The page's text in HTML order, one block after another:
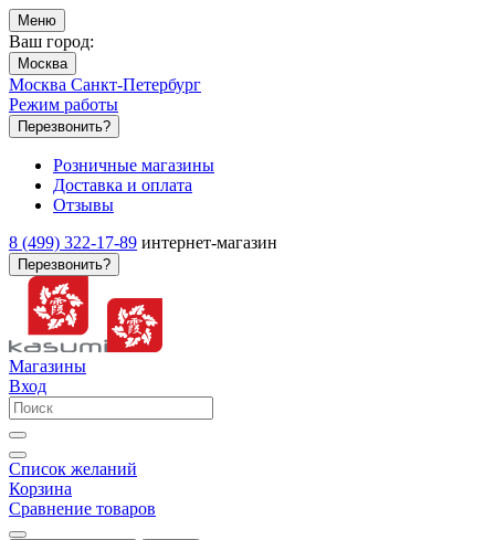
Меню
Ваш город:
Москва
Москва Санкт-Петербург
Режим работы
Перезвонить?
Розничные магазины
Доставка и оплата
Отзывы
8 (499) 322-17-89 интернет-магазин
Перезвонить?
Магазины
Вход
Список желаний
Корзина
Сравнение товаров